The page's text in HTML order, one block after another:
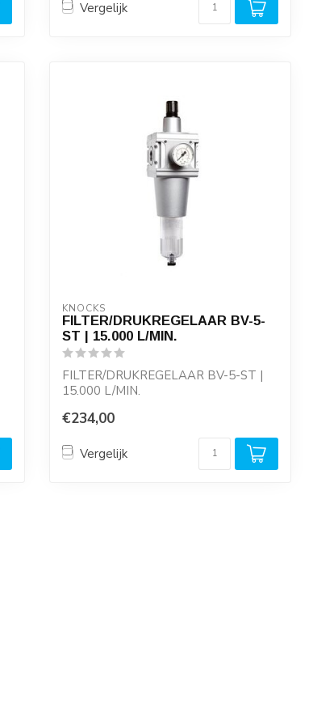
Vergelijk
KNOCKS
FILTER/DRUKREGELAAR BV-5-
ST | 15.000 L/MIN.
FILTER/DRUKREGELAAR BV-5-ST |
15.000 L/MIN.
€234,00
Vergelijk